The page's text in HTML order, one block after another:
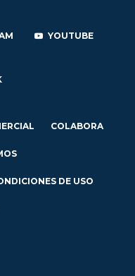
YOUTUBE
COLABORA
DE USO